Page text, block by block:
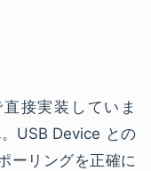
接実装していま
USB Device との
ーリングを正確に